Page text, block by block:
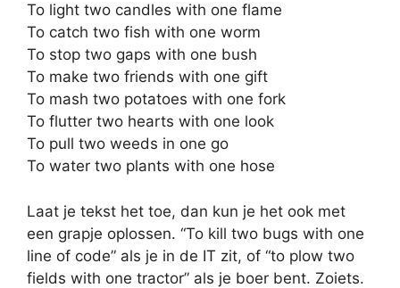
To light two candles with one flame
To catch two fish with one worm
To stop two gaps with one bush
To make two friends with one gift
To mash two potatoes with one fork
To flutter two hearts with one look
To pull two weeds in one go
To water two plants with one hose
Laat je tekst het toe, dan kun je het ook met
een grapje oplossen. “To kill two bugs with one
line of code” als je in de IT zit, of “to plow two
fields with one tractor” als je boer bent. Zoiets.